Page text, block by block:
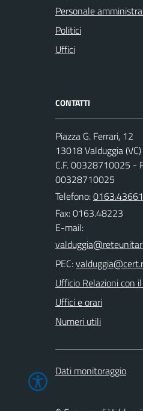
Personale
Politici
Uffici
CONTATTI
Piazza G. Ferrari, 12
13018 Valduggia (VC)
C.F. 00328710025 -
00328710025
Telefono:
Fax: 0163.48223
E-mail:
PEC:
Ufficio Relazioni con
Uffici e orari
Numeri utili
Dati monitoraggio